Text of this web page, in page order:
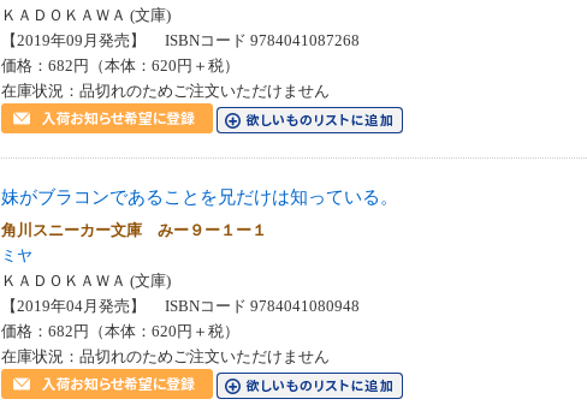
ＫＡＤＯＫＡＷＡ (文庫)
【2019年09月発売】 ISBNコード 9784041087268
価格：682円（本体：620円＋税）
在庫状況：品切れのためご注文いただけません
妹がブラコンであることを兄だけは知っている。
角川スニーカー文庫 みー９ー１ー１
ミヤ
ＫＡＤＯＫＡＷＡ (文庫)
【2019年04月発売】 ISBNコード 9784041080948
価格：682円（本体：620円＋税）
在庫状況：品切れのためご注文いただけません